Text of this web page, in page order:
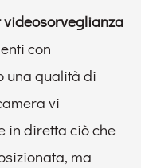
con
una qualità di
vi
in diretta ciò che
ma